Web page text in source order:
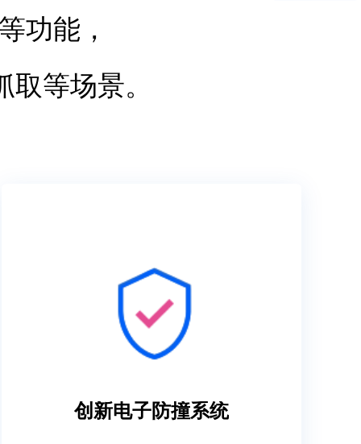
功能，
等场景。
创新电子防撞系统